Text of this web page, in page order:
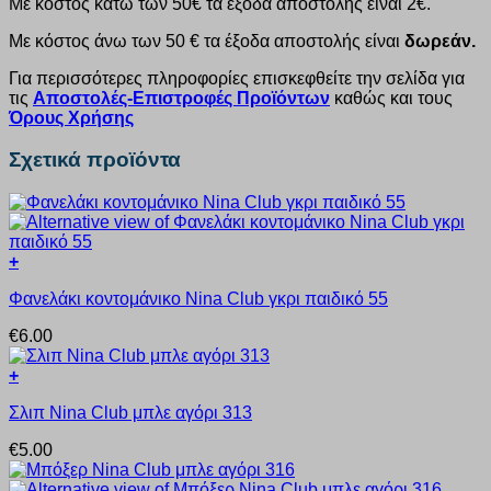
Με κόστος άνω των 50 € τα έξοδα αποστολής είναι δωρεάν.
Για περισσότερες πληροφορίες επισκεφθείτε την σελίδα για
τις Αποστολές-Επιστροφές Προϊόντων καθώς και τους
Όρους Χρήσης
Σχετικά προϊόντα
+
το
έχει
πολλαπλές
παραλλαγές.
επιλογές
να
επιλεγούν
Φανελάκι κοντομάνικο Nina Club γκρι παιδικό 55
€6.00
+
το
έχει
πολλαπλές
Σλιπ Nina Club μπλε αγόρι 313
€5.00